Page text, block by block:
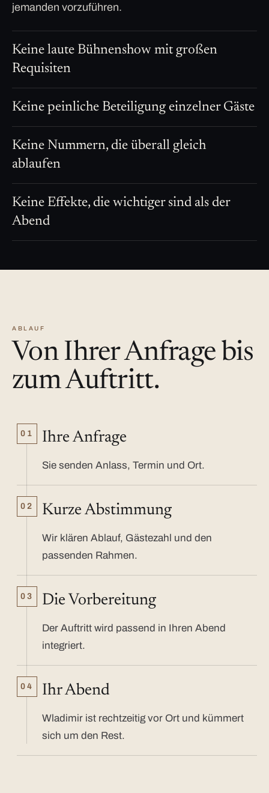
jemanden vorzuführen.
Keine laute Bühnenshow mit großen
Requisiten
Keine peinliche Beteiligung einzelner Gäste
Keine Nummern, die überall gleich
ablaufen
Keine Effekte, die wichtiger sind als der
Abend
ABLAUF
Von Ihrer Anfrage bis
zum Auftritt.
01 Ihre Anfrage
Sie senden Anlass, Termin und Ort.
02 Kurze Abstimmung
Wir klären Ablauf, Gästezahl und den
passenden Rahmen.
03 Die Vorbereitung
Der Auftritt wird passend in Ihren Abend
integriert.
04 Ihr Abend
Wladimir ist rechtzeitig vor Ort und kümmert
sich um den Rest.